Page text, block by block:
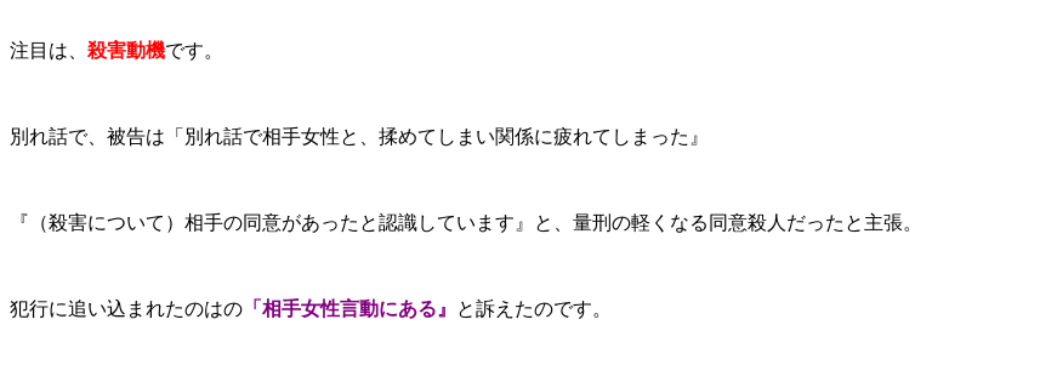
注目は、 殺害動機です。
別れ話で、被告は「別れ話で相手女性と、揉めてしまい関係に疲れてしまった』
『（殺害について）相手の同意があったと認識しています』と、量刑の軽くなる同意殺人だったと主張。
犯行に追い込まれたのはの 「相手女性言動にある』 と訴えたのです。